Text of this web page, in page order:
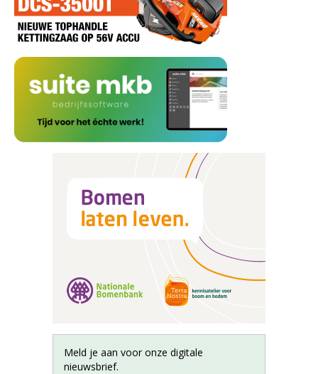
Meld je aan voor onze digitale
nieuwsbrief.